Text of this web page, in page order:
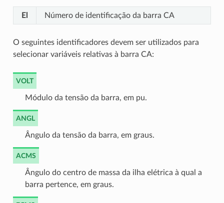
El Número de identificação da barra CA
O seguintes identificadores devem ser utilizados para
selecionar variáveis relativas à barra CA:
VOLT
Módulo da tensão da barra, em pu.
ANGL
Ângulo da tensão da barra, em graus.
ACMS
Ângulo do centro de massa da ilha elétrica à qual a
barra pertence, em graus.